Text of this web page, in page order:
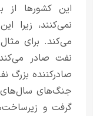
این کشورها از
نمی‌کنند، زیرا
نفت صادر
صادرکننده بزرگ
گرفت و